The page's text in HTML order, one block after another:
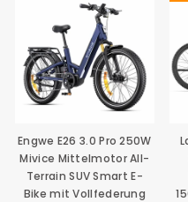
Engwe E26 3.0 Pro 250W
Mivice Mittelmotor All-
Terrain SUV Smart E-
Bike mit Vollfederung